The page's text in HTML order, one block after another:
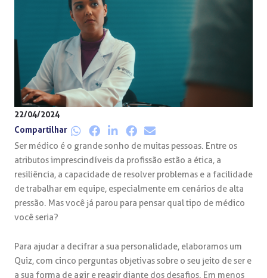
22/04/2024
Compartilhar
Ser médico é o grande sonho de muitas pessoas. Entre os
atributos imprescindíveis da profissão estão a ética, a
resiliência, a capacidade de resolver problemas e a facilidade
de trabalhar em equipe, especialmente em cenários de alta
pressão. Mas você já parou para pensar qual tipo de médico
você seria?
Para ajudar a decifrar a sua personalidade, elaboramos um
Quiz, com cinco perguntas objetivas sobre o seu jeito de ser e
a sua forma de agir e reagir diante dos desafios. Em menos